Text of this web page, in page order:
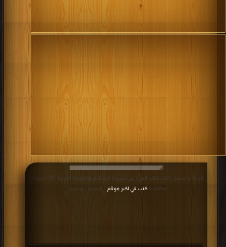
قراءة و تحميل كتاب كتاب المرأة بين شريعة الإسلام والحضارة الغربية PDF مجانا |
مكتبة > كتب في اكبر موقع | التحميل : مرة/مرات